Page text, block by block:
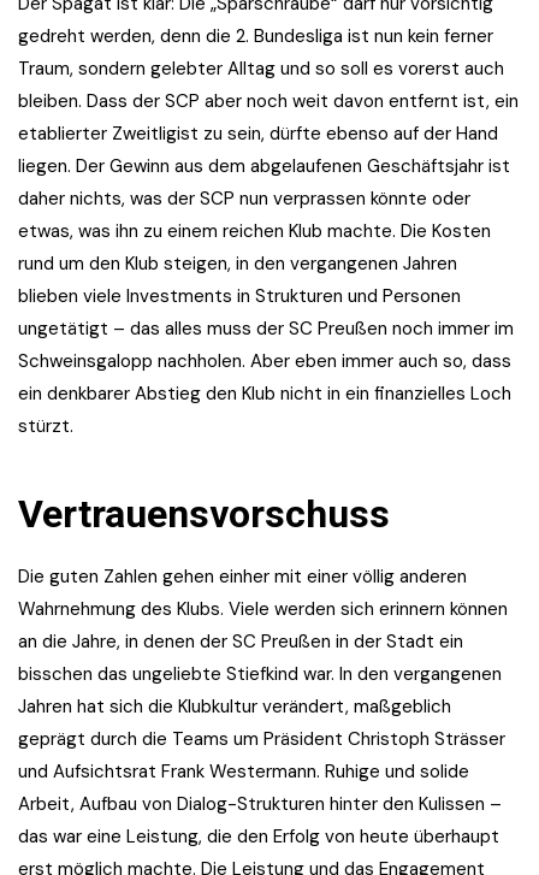
gedreht werden, denn die 2. Bundesliga ist nun kein ferner
Traum, sondern gelebter Alltag und so soll es vorerst auch
bleiben. Dass der SCP aber noch weit davon entfernt ist, ein
etablierter Zweitligist zu sein, dürfte ebenso auf der Hand
liegen. Der Gewinn aus dem abgelaufenen Geschäftsjahr ist
daher nichts, was der SCP nun verprassen könnte oder
etwas, was ihn zu einem reichen Klub machte. Die Kosten
rund um den Klub steigen, in den vergangenen Jahren
blieben viele Investments in Strukturen und Personen
ungetätigt – das alles muss der SC Preußen noch immer im
Schweinsgalopp nachholen. Aber eben immer auch so, dass
ein denkbarer Abstieg den Klub nicht in ein finanzielles Loch
stürzt.
Vertrauensvorschuss
Die guten Zahlen gehen einher mit einer völlig anderen
Wahrnehmung des Klubs. Viele werden sich erinnern können
an die Jahre, in denen der SC Preußen in der Stadt ein
bisschen das ungeliebte Stiefkind war. In den vergangenen
Jahren hat sich die Klubkultur verändert, maßgeblich
geprägt durch die Teams um Präsident Christoph Strässer
und Aufsichtsrat Frank Westermann. Ruhige und solide
Arbeit, Aufbau von Dialog-Strukturen hinter den Kulissen –
das war eine Leistung, die den Erfolg von heute überhaupt
erst möglich machte. Die Leistung und das Engagement